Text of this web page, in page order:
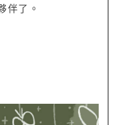
伴了。